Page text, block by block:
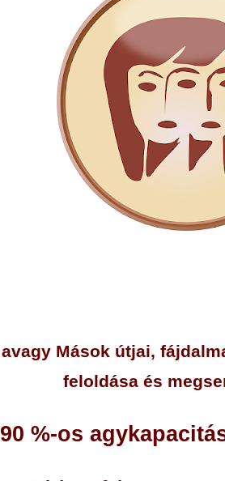
avagy Mások útjai,
feloldása és
90 %-os